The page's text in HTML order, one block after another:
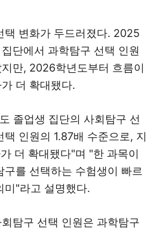
택 변화가 두드러졌다. 2025
단에서 과학탐구 선택 인원
만, 2026학년도부터 흐름이
더 확대됐다.
졸업생 집단의 사회탐구 선
인원의 1.87배 수준으로, 지
더 확대됐다"며 "한 과목이
를 선택하는 수험생이 빠르
미"라고 설명했다.
탐구 선택 인원은 과학탐구